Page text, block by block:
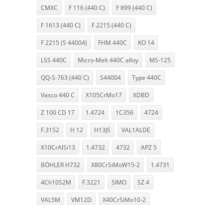
CMXC F 116 (440 C) F 899 (440 C)
F 1613 (440 C) F 2215 (440 C)
F 2215 (S 44004) FHM 440C KO 14
LSS 440C Micro-Melt 440C alloy MS-125
QQ-S-763 (440 C) S44004 Type 440C
Vasco 440 C X105CrMo17 XDBD
Z 100 CD 17 1.4724 1C356 4724
F.3152 H 12 H13JS VAL1ALDE
X10CrAlSi13 1.4732 4732 APZ 5
BÖHLER H732 X80CrSiMoW15-2 1.4731
4Ch10S2M F.3221 SIMO SZ 4
VAL5M VM12D X40CrSiMo10-2